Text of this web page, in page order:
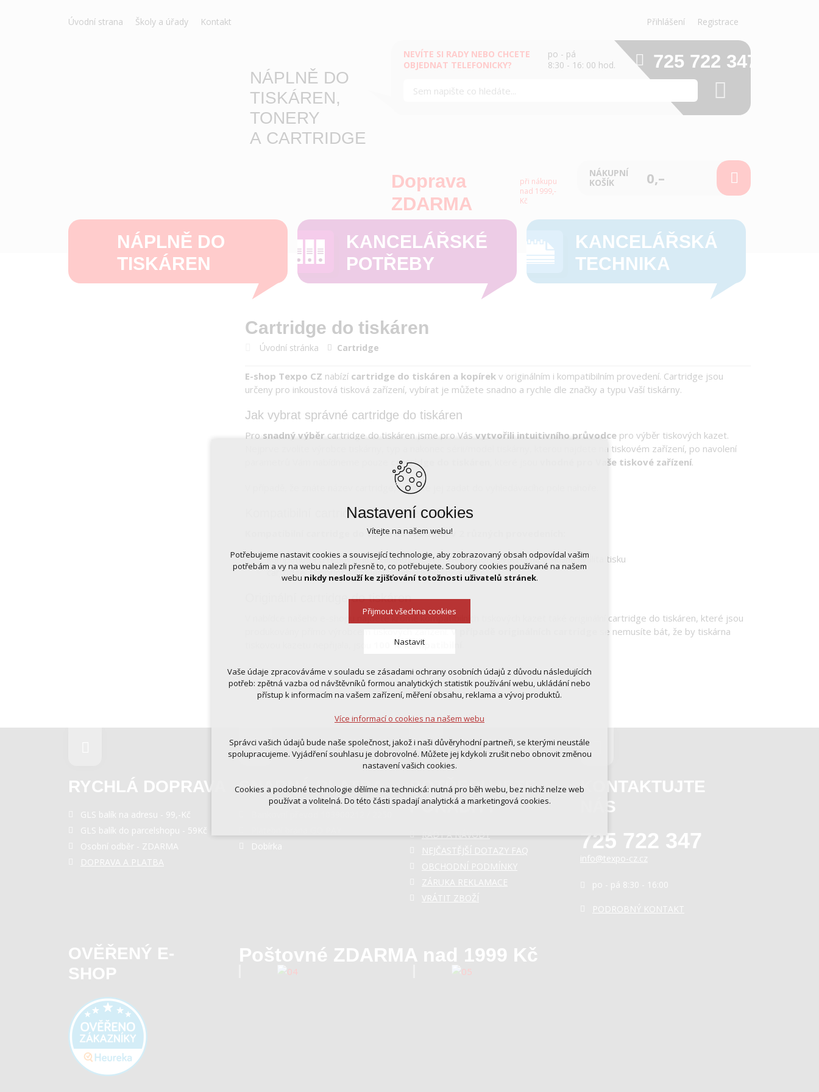
Úvodní strana Školy a úřady Kontakt Přihlášení Registrace
NÁPLNĚ DO
TISKÁREN,
TONERY
A CARTRIDGE
NEVÍTE SI RADY NEBO CHCETE
OBJEDNAT TELEFONICKY?
po - pá
8:30 - 16: 00 hod.
725 722 347
Doprava
ZDARMA
při nákupu
nad 1999,-
Kč
NÁKUPNÍ
KOŠÍK
0,–
NÁPLNĚ DO
TISKÁREN
KANCELÁŘSKÉ
POTŘEBY
KANCELÁŘSKÁ
TECHNIKA
Cartridge do tiskáren
Úvodní stránka Cartridge
E-shop Texpo CZ nabízí cartridge do tiskáren a kopírek v originálním i kompatibilním provedení. Cartridge jsou
určeny pro inkoustová tisková zařízení, vybírat je můžete snadno a rychle dle značky a typu Vaší tiskárny.
Jak vybrat správné cartridge do tiskáren
Pro snadný výběr cartridge do tiskáren jsme pro Vás vytvořili intuitivního průvodce pro výběr tiskových kazet.
Nejprve zvolíte výrobce tiskárny, typ a nakonec sérii/model tiskárny, kterou najdete na tiskovém zařízení, po navolení
cartridge do tiskáren vhodné pro Vaše tiskové zařízení.
V případě, že znáte název cartridge, můžete jej zadat do vyhledávacího pole nahoře.
Kompatibilní cartridge do tiskáren
Kompatibilní cartridge do tiskáren nabízíme v 2 různých provedeních:
kompatibilní či renovované cartridge – velmi nízká pořizovací cena a slušná kvalita tisku
cartridge Topprint – spojení optimální kvality a ceny
Originální cartridge do tiskáren
V nabídce našeho e-shopu najdete kromě kompatibilních tiskových kazet také originální cartridge do tiskáren, které jsou
se nemusíte bát, že by tiskárna
100 % kompatibilní
RYCHLÁ DOPRAVA
GLS balík na adresu - 99,-Kč
GLS balík do parcelshopu - 59Kč
Osobní odběr - ZDARMA
DOPRAVA A PLATBA
SNADNÁ PLATBA
Dobírka
POTŘEBUJETE
PORADIT?
RADY A NÁVODY
NEJČASTĚJŠÍ DOTAZY FAQ
OBCHODNÍ PODMÍNKY
ZÁRUKA REKLAMACE
VRÁTIT ZBOŽÍ
KONTAKTUJTE
NÁS
725 722 347
info@texpo-cz.cz
po - pá 8:30 - 16:00
PODROBNÝ KONTAKT
OVĚŘENÝ E-
SHOP
Poštovné ZDARMA nad 1999 Kč
Nastavení cookies
Vítejte na našem webu!
Potřebujeme nastavit cookies a související technologie, aby zobrazovaný obsah odpovídal vašim
potřebám a vy na webu nalezli přesně to, co potřebujete. Soubory cookies používané na našem
webu nikdy neslouží ke zjišťování totožnosti uživatelů stránek.
Přijmout všechna cookies
Nastavit
Technická cookies
nutná pro provozování webu
udržení kontextu stránek (session): případná přihlášení, volby jazyka, apod.
analytická pro anonymizované vyhodnocení návštěvnosti
marketingová cookies (Google, Ecomail, Sklik, Smartsupp, Heureka)
Více informací o cookies na našem webu
Vaše údaje zpracováváme v souladu se zásadami ochrany osobních údajů z důvodu následujících
potřeb: zpětná vazba od návštěvníků formou analytických statistik používání webu, ukládání nebo
přístup k informacím na vašem zařízení, měření obsahu, reklama a vývoj produktů.
Více informací o cookies na našem webu
Správci vašich údajů bude naše společnost, jakož i naši důvěryhodní partneři, se kterými neustále
spolupracujeme. Vyjádření souhlasu je dobrovolné. Můžete jej kdykoli zrušit nebo obnovit změnou
nastavení vašich cookies.
Cookies a podobné technologie dělíme na technická: nutná pro běh webu, bez nichž nelze web
používat a volitelná. Do této části spadají analytická a marketingová cookies.